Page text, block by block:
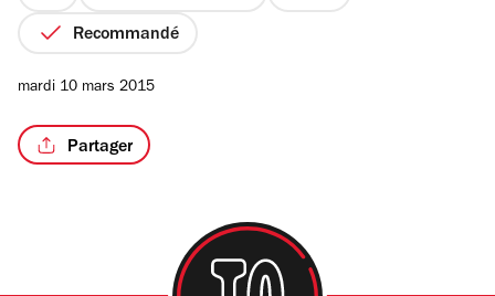
Recommandé
mardi 10 mars 2015
Partager